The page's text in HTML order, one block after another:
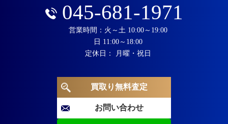
045-681-1971
営業時間：火～土 10:00～19:00
日 11:00～18:00
定休日： 月曜・祝日
買取り無料査定
お問い合わせ